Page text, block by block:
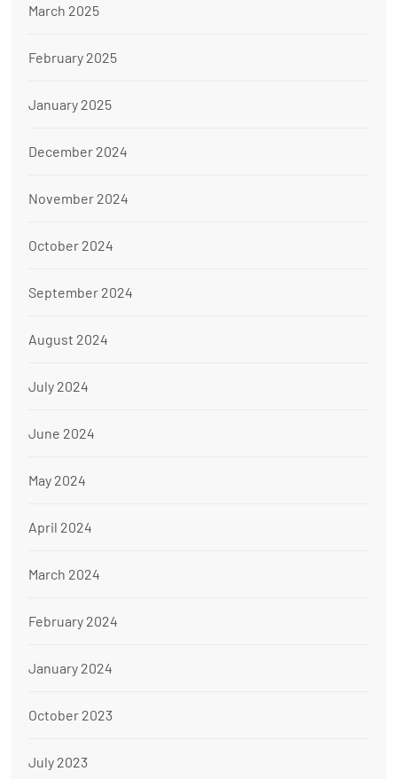
March 2025
February 2025
January 2025
December 2024
November 2024
October 2024
September 2024
August 2024
July 2024
June 2024
May 2024
April 2024
March 2024
February 2024
January 2024
October 2023
July 2023